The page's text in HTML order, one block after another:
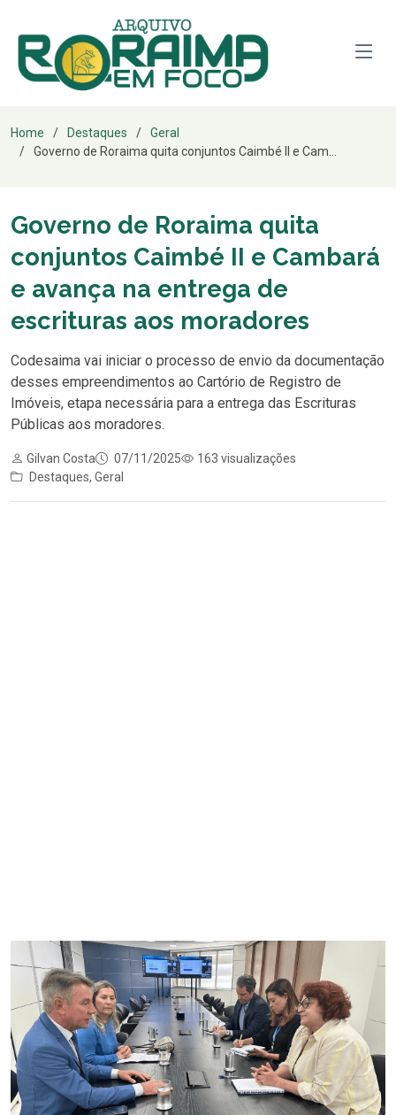
Home Destaques
Geral
Governo de Roraima quita conjuntos Caimbé II e Cam...
Governo de Roraima quita
conjuntos Caimbé II e Cambará
e avança na entrega de
escrituras aos moradores
Codesaima vai iniciar o processo de envio da documentação
desses empreendimentos ao Cartório de Registro de
Imóveis, etapa necessária para a entrega das Escrituras
Públicas aos moradores.
Gilvan Costa 07/11/2025
163 visualizações
Destaques, Geral